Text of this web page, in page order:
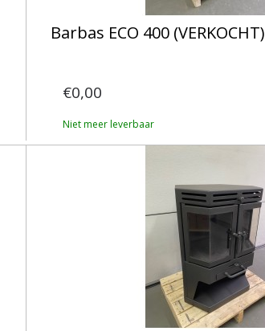
Barbas ECO 400 (VERKOCHT)
€0,00
Niet meer leverbaar